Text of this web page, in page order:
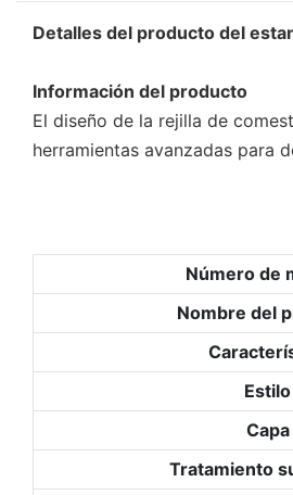
Detalles del producto del
Información del producto
El diseño de la rejilla de
herramientas avanzadas para
Número de
Nombre del
Estilo
Capa
Tratamiento